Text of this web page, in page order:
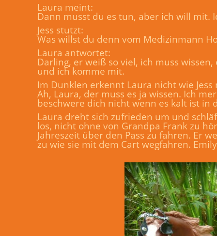
Laura meint:
Dann musst du es tun, aber ich will mit.
Jess stutzt:
Was willst du denn vom Medizinmann
Laura antwortet:
Darling, er weiß so viel, ich muss
und ich komme mit.
Im Dunklen erkennt Laura nicht wie
Ah, Laura, der muss es ja wissen. Ich
beschwere dich nicht wenn es kalt ist in
Laura dreht sich zufrieden um und
los, nicht ohne von Grandpa Frank zu
Jahreszeit über den Pass zu fahren. Er
zu wie sie mit dem Cart wegfahren.